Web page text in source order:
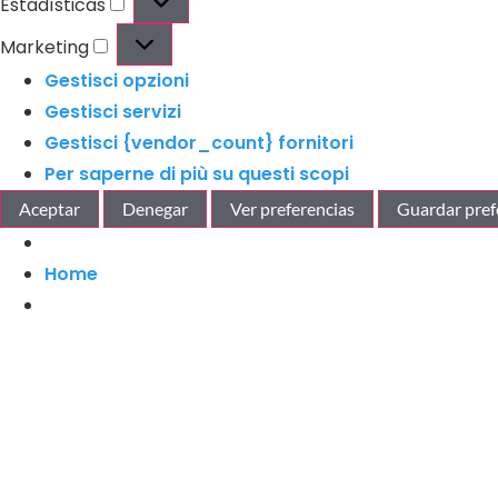
Marketing
Gestisci opzioni
Gestisci servizi
Gestisci {vendor_count} fornitori
Per saperne di più su questi scopi
Aceptar Denegar Ver preferencias Guardar
Home